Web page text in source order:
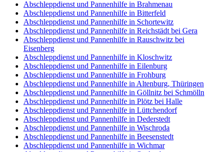
Abschleppdienst und Pannenhilfe in Brahmenau
Abschleppdienst und Pannenhilfe in Bitterfeld
Abschleppdienst und Pannenhilfe in Schortewitz
Abschleppdienst und Pannenhilfe in Reichstädt bei Gera
Abschleppdienst und Pannenhilfe in Rauschwitz bei
Eisenberg
Abschleppdienst und Pannenhilfe in Kloschwitz
Abschleppdienst und Pannenhilfe in Eilenburg
Abschleppdienst und Pannenhilfe in Frohburg
Abschleppdienst und Pannenhilfe in Altenburg, Thüringen
Abschleppdienst und Pannenhilfe in Göllnitz bei Schmölln
Abschleppdienst und Pannenhilfe in Plötz bei Halle
Abschleppdienst und Pannenhilfe in Lüttchendorf
Abschleppdienst und Pannenhilfe in Dederstedt
Abschleppdienst und Pannenhilfe in Wischroda
Abschleppdienst und Pannenhilfe in Beesenstedt
Abschleppdienst und Pannenhilfe in Wichmar